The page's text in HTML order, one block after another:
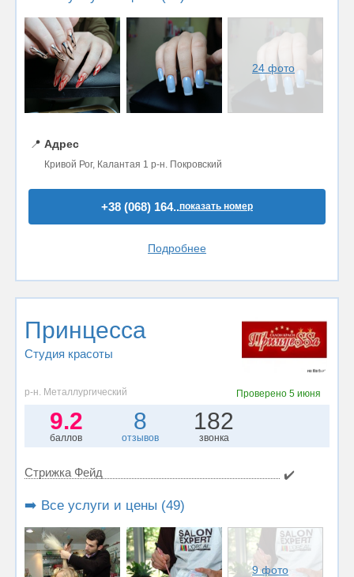
24 фото
📍 Адрес
Кривой Рог, Калантая 1 р-н. Покровский
+38 (068) 164..показать номер
Подробнее
Принцесса
Студия красоты
р-н. Металлургический Проверено5 июня
9.2
баллов
8
отзывов
182
звонка
Стрижка Фейд ✔️
➡️ Все услуги и цены (49)
9 фото